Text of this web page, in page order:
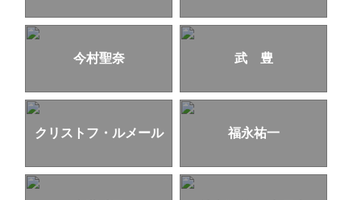
今村聖奈 武 豊
クリストフ・ルメール 福永祐一